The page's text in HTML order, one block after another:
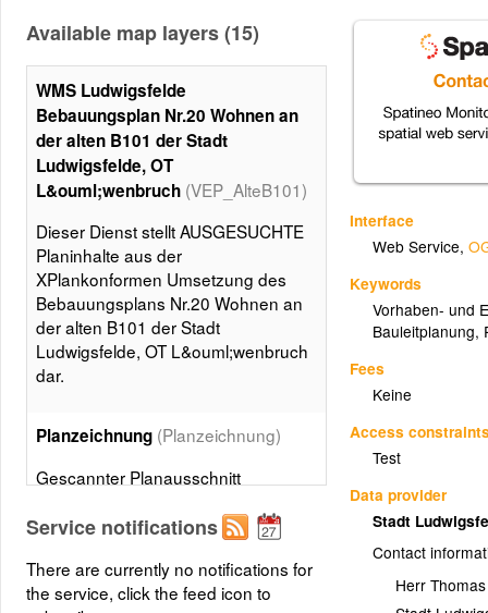
Interface
Web Service,
Keywords
Vorhaben- und
Bauleitplanung,
Fees
Keine
Access
Test
Data provider
Stadt
Contact
Herr
Available map layers (15)
WMS Ludwigsfelde
Bebauungsplan Nr.20 Wohnen an
der alten B101 der Stadt
Ludwigsfelde, OT
L&ouml;wenbruch (VEP_AlteB101)
Dieser Dienst stellt AUSGESUCHTE
Planinhalte aus der
XPlankonformen Umsetzung des
Bebauungsplans Nr.20 Wohnen an
der alten B101 der Stadt
Ludwigsfelde, OT L&ouml;wenbruch
dar.
Planzeichnung (Planzeichnung)
Gescannter Planausschnitt
Geltungsbereich und Abgrenzung
(BP_Plan)
BP_Plan
Service notifications
There are currently no notifications for
the service, click the feed icon to